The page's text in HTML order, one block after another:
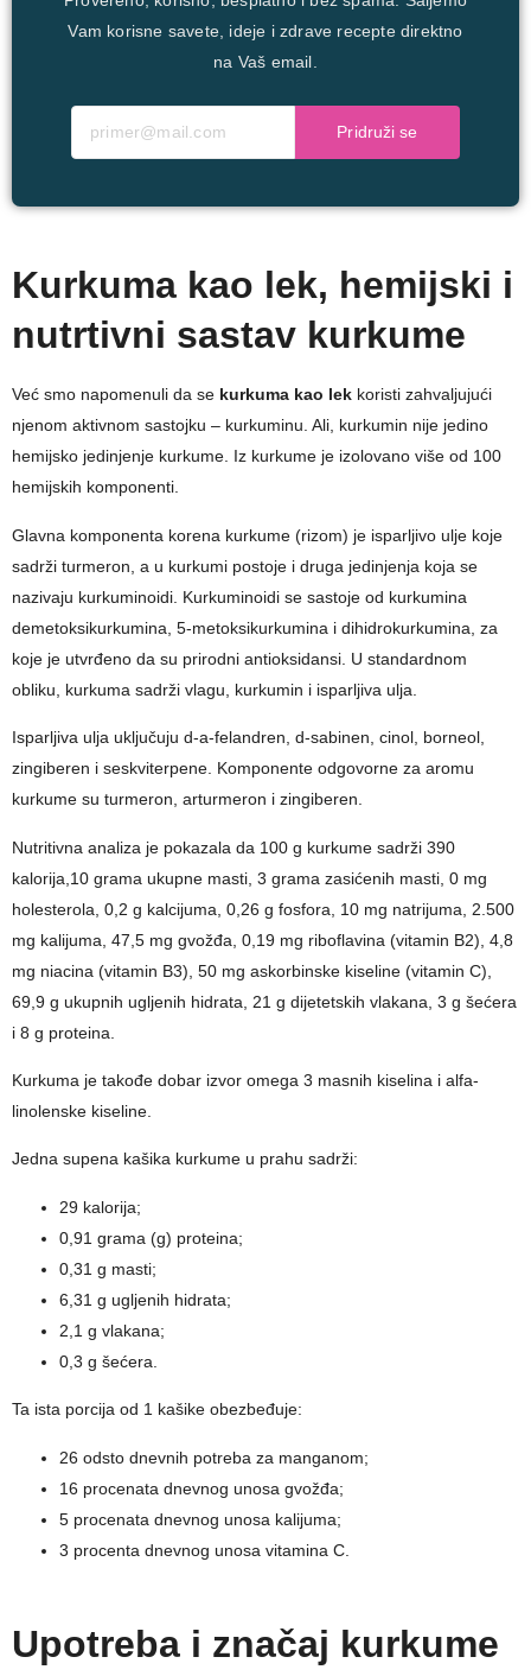
Vam korisne savete, ideje i zdrave recepte direktno
na Vaš email.
Pridruži se
Kurkuma kao lek, hemijski i
nutrtivni sastav kurkume
Već smo napomenuli da se kurkuma kao lek koristi zahvaljujući
njenom aktivnom sastojku – kurkuminu. Ali, kurkumin nije jedino
hemijsko jedinjenje kurkume. Iz kurkume je izolovano više od 100
hemijskih komponenti.
Glavna komponenta korena kurkume (rizom) je isparljivo ulje koje
sadrži turmeron, a u kurkumi postoje i druga jedinjenja koja se
nazivaju kurkuminoidi. Kurkuminoidi se sastoje od kurkumina
demetoksikurkumina, 5-metoksikurkumina i dihidrokurkumina, za
koje je utvrđeno da su prirodni antioksidansi. U standardnom
obliku, kurkuma sadrži vlagu, kurkumin i isparljiva ulja.
Isparljiva ulja uključuju d-a-felandren, d-sabinen, cinol, borneol,
zingiberen i seskviterpene. Komponente odgovorne za aromu
kurkume su turmeron, arturmeron i zingiberen.
Nutritivna analiza je pokazala da 100 g kurkume sadrži 390
kalorija,10 grama ukupne masti, 3 grama zasićenih masti, 0 mg
holesterola, 0,2 g kalcijuma, 0,26 g fosfora, 10 mg natrijuma, 2.500
mg kalijuma, 47,5 mg gvožđa, 0,19 mg riboflavina (vitamin B2), 4,8
mg niacina (vitamin B3), 50 mg askorbinske kiseline (vitamin C),
69,9 g ukupnih ugljenih hidrata, 21 g dijetetskih vlakana, 3 g šećera
i 8 g proteina.
Kurkuma je takođe dobar izvor omega 3 masnih kiselina i alfa-
linolenske kiseline.
Jedna supena kašika kurkume u prahu sadrži:
29 kalorija;
0,91 grama (g) proteina;
0,31 g masti;
6,31 g ugljenih hidrata;
2,1 g vlakana;
0,3 g šećera.
Ta ista porcija od 1 kašike obezbeđuje:
26 odsto dnevnih potreba za manganom;
16 procenata dnevnog unosa gvožđa;
5 procenata dnevnog unosa kalijuma;
3 procenta dnevnog unosa vitamina C.
Upotreba i značaj kurkume